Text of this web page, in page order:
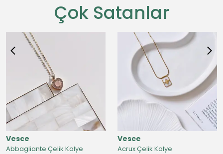
Çok Satanlar
Vesce
Abbagliante Çelik Kolye
Vesce
Acrux Çelik Kolye